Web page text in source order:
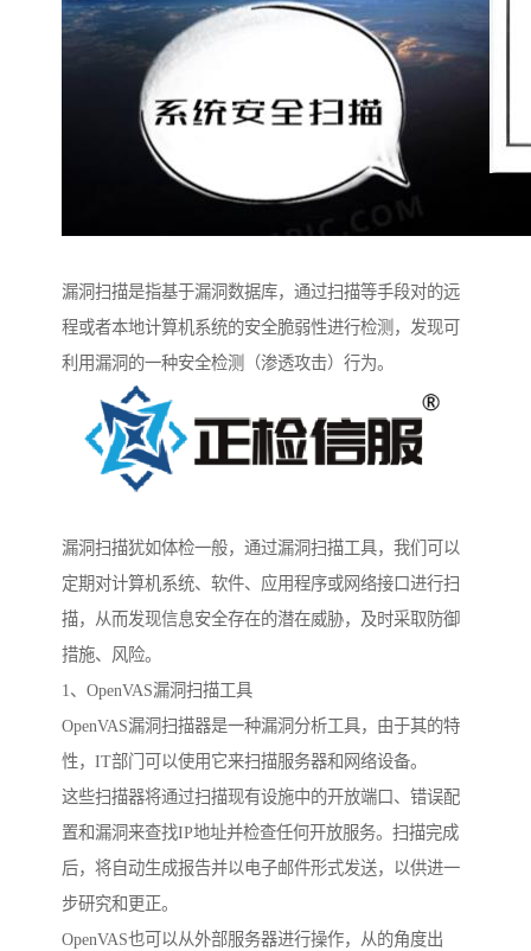
漏洞扫描是指基于漏洞数据库，通过扫描等手段对的远
程或者本地计算机系统的安全脆弱性进行检测，发现可
利用漏洞的一种安全检测（渗透攻击）行为。
漏洞扫描犹如体检一般，通过漏洞扫描工具，我们可以
定期对计算机系统、软件、应用程序或网络接口进行扫
描，从而发现信息安全存在的潜在威胁，及时采取防御
措施、风险。
1、OpenVAS漏洞扫描工具
OpenVAS漏洞扫描器是一种漏洞分析工具，由于其的特
性，IT部门可以使用它来扫描服务器和网络设备。
这些扫描器将通过扫描现有设施中的开放端口、错误配
置和漏洞来查找IP地址并检查任何开放服务。扫描完成
后，将自动生成报告并以电子邮件形式发送，以供进一
步研究和更正。
OpenVAS也可以从外部服务器进行操作，从的角度出